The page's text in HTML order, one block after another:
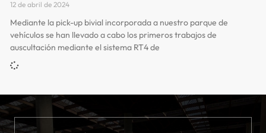
12 de abril de 2024
Mediante la pick-up bivial incorporada a nuestro parque de
vehículos se han llevado a cabo los primeros trabajos de
auscultación mediante el sistema RT4 de